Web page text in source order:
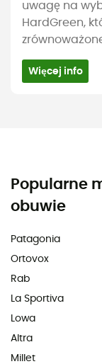
uwagę na
HardGreen,
Więcej info
Popularne
obuwie
Patagonia
Ortovox
Rab
La Sportiva
Lowa
Altra
Millet